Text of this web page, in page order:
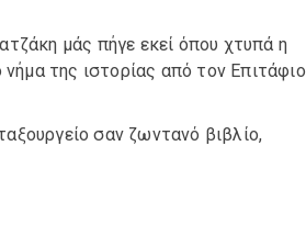
μάς πήγε εκεί όπου χτυπά η
της ιστορίας από τον Επιτάφιο
σαν ζωντανό βιβλίο,